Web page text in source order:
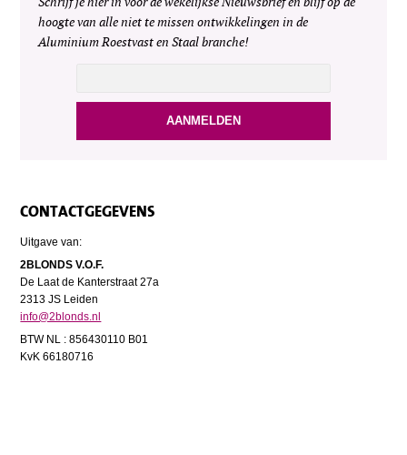
hoogte van alle niet te missen ontwikkelingen in de
Aluminium Roestvast en Staal branche!
CONTACTGEGEVENS
Uitgave van:
2BLONDS V.O.F.
De Laat de Kanterstraat 27a
2313 JS Leiden
info@2blonds.nl
BTW NL : 856430110 B01
KvK 66180716